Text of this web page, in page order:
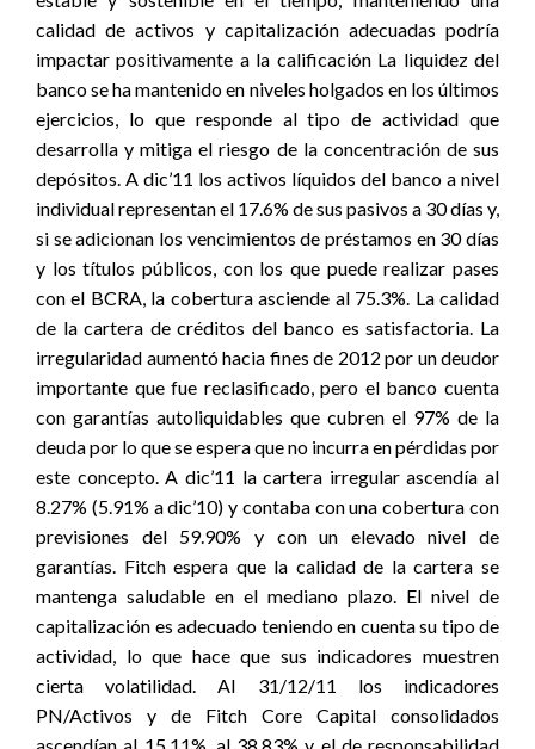
calidad de activos y capitalización adecuadas podría
impactar positivamente a la calificación La liquidez del
banco se ha mantenido en niveles holgados en los últimos
ejercicios, lo que responde al tipo de actividad que
desarrolla y mitiga el riesgo de la concentración de sus
depósitos. A dic’11 los activos líquidos del banco a nivel
individual representan el 17.6% de sus pasivos a 30 días y,
si se adicionan los vencimientos de préstamos en 30 días
y los títulos públicos, con los que puede realizar pases
con el BCRA, la cobertura asciende al 75.3%. La calidad
de la cartera de créditos del banco es satisfactoria. La
irregularidad aumentó hacia fines de 2012 por un deudor
importante que fue reclasificado, pero el banco cuenta
con garantías autoliquidables que cubren el 97% de la
deuda por lo que se espera que no incurra en pérdidas por
este concepto. A dic’11 la cartera irregular ascendía al
8.27% (5.91% a dic’10) y contaba con una cobertura con
previsiones del 59.90% y con un elevado nivel de
garantías. Fitch espera que la calidad de la cartera se
mantenga saludable en el mediano plazo. El nivel de
capitalización es adecuado teniendo en cuenta su tipo de
actividad, lo que hace que sus indicadores muestren
cierta volatilidad. Al 31/12/11 los indicadores
PN/Activos y de Fitch Core Capital consolidados